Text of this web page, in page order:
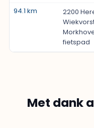
94.1 km
2200
fietspad
Met dank